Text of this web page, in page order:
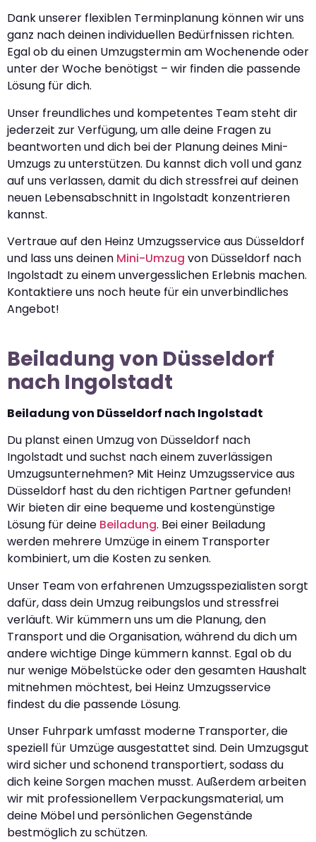
Dank unserer flexiblen Terminplanung können wir uns
ganz nach deinen individuellen Bedürfnissen richten.
Egal ob du einen Umzugstermin am Wochenende oder
unter der Woche benötigst – wir finden die passende
Lösung für dich.
Unser freundliches und kompetentes Team steht dir
jederzeit zur Verfügung, um alle deine Fragen zu
beantworten und dich bei der Planung deines Mini-
Umzugs zu unterstützen. Du kannst dich voll und ganz
auf uns verlassen, damit du dich stressfrei auf deinen
neuen Lebensabschnitt in Ingolstadt konzentrieren
kannst.
Vertraue auf den Heinz Umzugsservice aus Düsseldorf
und lass uns deinen Mini-Umzug von Düsseldorf nach
Ingolstadt zu einem unvergesslichen Erlebnis machen.
Kontaktiere uns noch heute für ein unverbindliches
Angebot!
Beiladung von Düsseldorf
nach Ingolstadt
Beiladung von Düsseldorf nach Ingolstadt
Du planst einen Umzug von Düsseldorf nach
Ingolstadt und suchst nach einem zuverlässigen
Umzugsunternehmen? Mit Heinz Umzugsservice aus
Düsseldorf hast du den richtigen Partner gefunden!
Wir bieten dir eine bequeme und kostengünstige
Lösung für deine Beiladung. Bei einer Beiladung
werden mehrere Umzüge in einem Transporter
kombiniert, um die Kosten zu senken.
Unser Team von erfahrenen Umzugsspezialisten sorgt
dafür, dass dein Umzug reibungslos und stressfrei
verläuft. Wir kümmern uns um die Planung, den
Transport und die Organisation, während du dich um
andere wichtige Dinge kümmern kannst. Egal ob du
nur wenige Möbelstücke oder den gesamten Haushalt
mitnehmen möchtest, bei Heinz Umzugsservice
findest du die passende Lösung.
Unser Fuhrpark umfasst moderne Transporter, die
speziell für Umzüge ausgestattet sind. Dein Umzugsgut
wird sicher und schonend transportiert, sodass du
dich keine Sorgen machen musst. Außerdem arbeiten
wir mit professionellem Verpackungsmaterial, um
deine Möbel und persönlichen Gegenstände
bestmöglich zu schützen.